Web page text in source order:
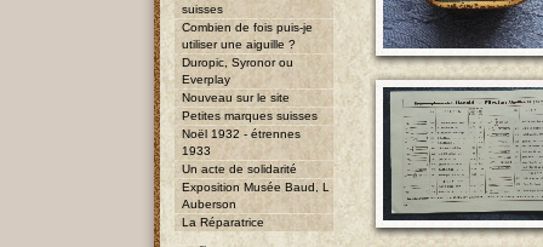
suisses
Combien de fois puis-je
utiliser une aiguille ?
Duropic, Syronor ou
Everplay
Nouveau sur le site
Petites marques suisses
Noël 1932 - étrennes
1933
Un acte de solidarité
Exposition Musée Baud, L
Auberson
La Réparatrice